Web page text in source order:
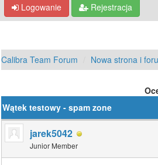
Logowanie Rejestracja
Calibra Team Forum Nowa strona i
Wątek testowy - spam zone
jarek5042
Junior Member